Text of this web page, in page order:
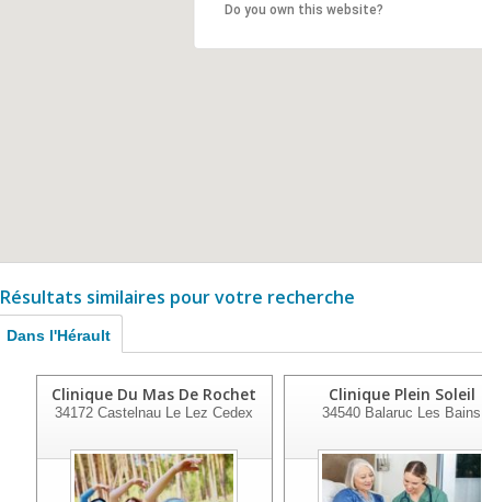
Do you own this website?
Résultats similaires pour votre recherche
Dans l'Hérault
Clinique Du Mas De Rochet
34172 Castelnau Le Lez Cedex
Clinique Plein Soleil
34540 Balaruc Les Bains